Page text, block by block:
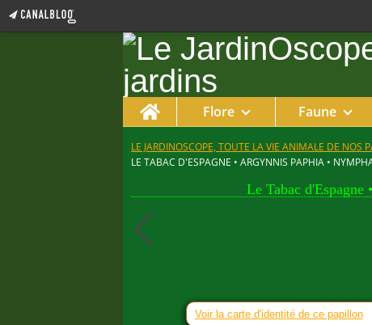
Home Flore Faune
LE JARDINOSCOPE, TOUTE LA VIE ANIMALE DE NOS
LE TABAC D'ESPAGNE • ARGYNNIS PAPHIA •
Le Tabac d'Espagne
Voir la carte d'identité de ce papillon